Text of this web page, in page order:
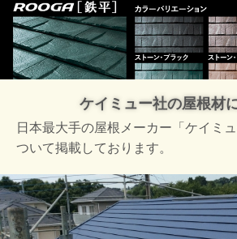
ケイミュー社の屋根材
日本最大手の屋根メーカー「ケイミ
ついて掲載しております。